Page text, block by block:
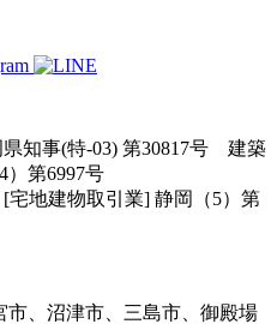
知事(特-03) 第30817号 建築
）第6997号
宅地建物取引業] 静岡（5）第
、沼津市、三島市、御殿場